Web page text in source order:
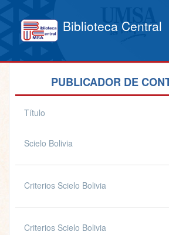
Biblioteca Central
PUBLICADOR DE
Título
Scielo Bolivia
Criterios Scielo Bolivia
Criterios Scielo Bolivia